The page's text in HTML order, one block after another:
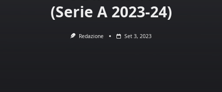
(Serie A 2023-24)
Redazione Set 3, 2023